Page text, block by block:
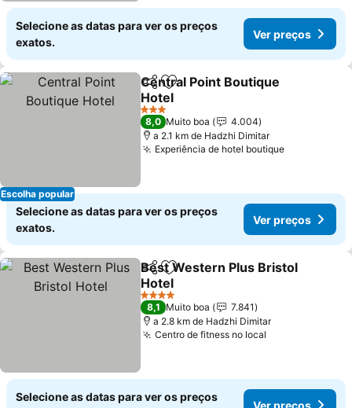
Selecione as datas para ver os preços
exatos.
Ver preços
Escolha popular
PartilharAdicionar aos favoritos
Central Point Boutique
Hotel
3 Estrelas
8,0 Muito boa
4.004
a 2.1 km de Hadzhi Dimitar
Experiência de hotel boutique
Selecione as datas para ver os preços
exatos.
Ver preços
PartilharAdicionar aos favoritos
Best Western Plus Bristol
Hotel
4 Estrelas
8,1 Muito boa
7.841
a 2.8 km de Hadzhi Dimitar
Centro de fitness no local
Selecione as datas para ver os preços
Ver preços